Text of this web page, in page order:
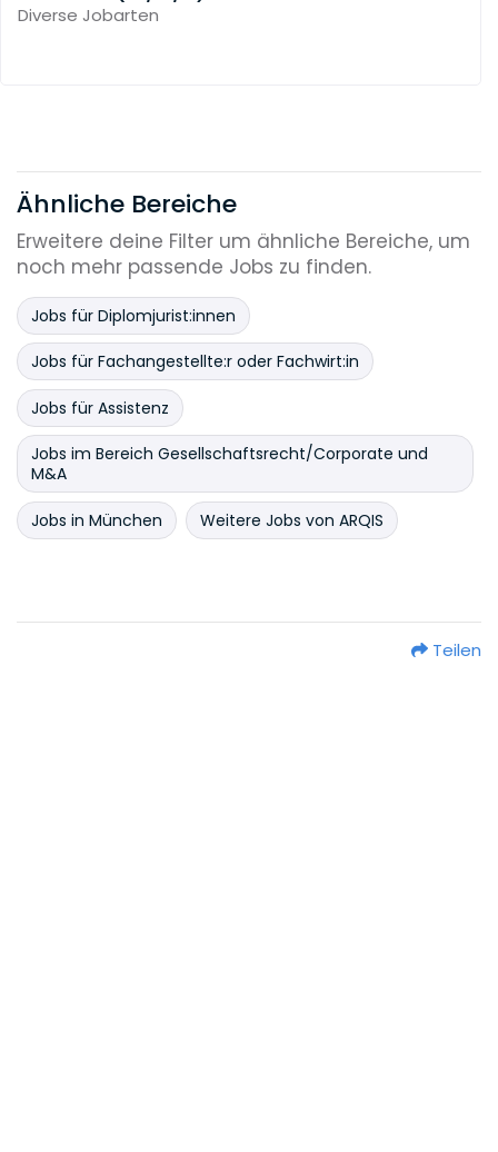
Diverse Jobarten
Ähnliche Bereiche
Erweitere deine Filter um ähnliche Bereiche, um
noch mehr passende Jobs zu finden.
Jobs für Diplomjurist:innen
Jobs für Fachangestellte:r oder Fachwirt:in
Jobs für Assistenz
Jobs im Bereich Gesellschaftsrecht/Corporate und
M&A
Jobs in München Weitere Jobs von ARQIS
Teilen